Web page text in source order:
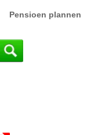
Pensioen plannen